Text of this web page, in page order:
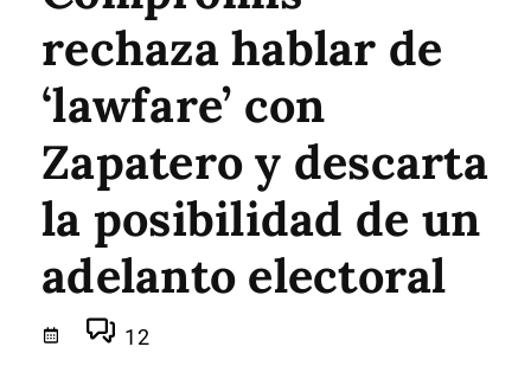
rechaza hablar de
‘lawfare’ con
Zapatero y descarta
la posibilidad de un
adelanto electoral
12